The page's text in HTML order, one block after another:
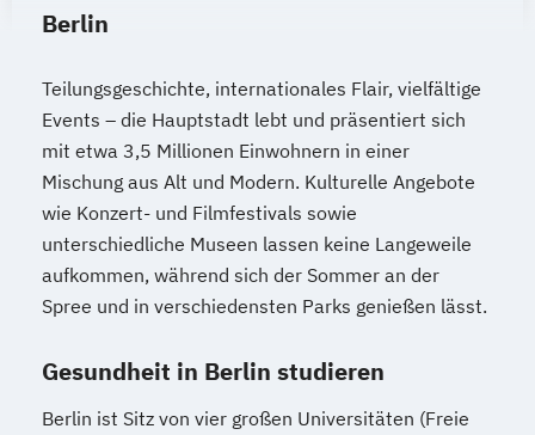
Berlin
Teilungsgeschichte, internationales Flair, vielfältige
Events – die Hauptstadt lebt und präsentiert sich
mit etwa 3,5 Millionen Einwohnern in einer
Mischung aus Alt und Modern. Kulturelle Angebote
wie Konzert- und Filmfestivals sowie
unterschiedliche Museen lassen keine Langeweile
aufkommen, während sich der Sommer an der
Spree und in verschiedensten Parks genießen lässt.
Gesundheit in Berlin studieren
Berlin ist Sitz von vier großen Universitäten (Freie